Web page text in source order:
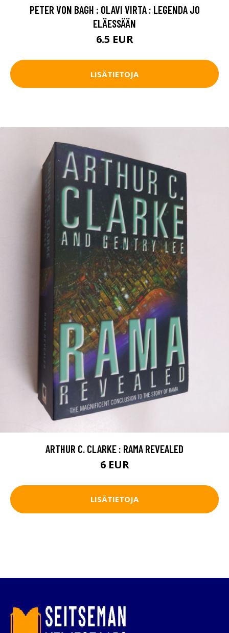
PETER VON BAGH : OLAVI VIRTA : LEGENDA JO
ELÄESSÄÄN
6.5 EUR
LISÄTIETOJA
ARTHUR C. CLARKE : RAMA REVEALED
6 EUR
LISÄTIETOJA